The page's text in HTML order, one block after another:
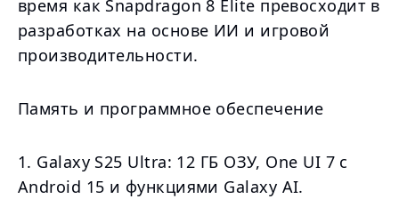
время как Snapdragon 8 Elite превосходит в
разработках на основе ИИ и игровой
производительности.
Память и программное обеспечение
1. Galaxy S25 Ultra: 12 ГБ ОЗУ, One UI 7 с
Android 15 и функциями Galaxy AI.